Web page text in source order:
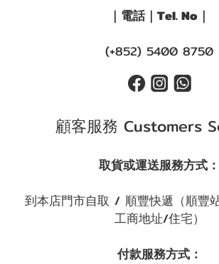
｜電話｜Tel. No｜
(+852) 5400 8750
顧客服務 Customers
取貨或運送服務方式：
到本店門市自取 / 順豐快遞（順豐
工商地址/住宅）
付款服務方式：